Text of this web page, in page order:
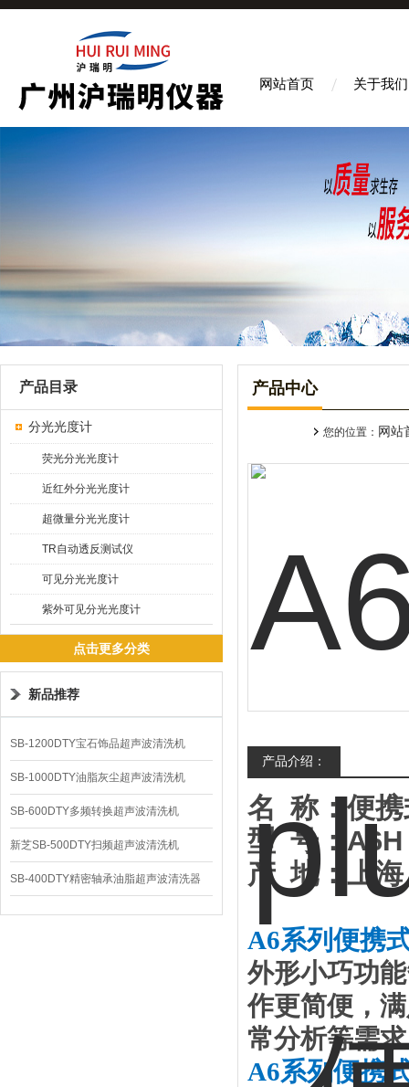
网站首页 关于我们
产品目录
分光光度计
荧光分光光度计
近红外分光光度计
超微量分光光度计
TR自动透反测试仪
可见分光光度计
紫外可见分光光度计
点击更多分类
新品推荐
SB-1200DTY宝石饰品超声波清洗机
SB-1000DTY油脂灰尘超声波清洗机
SB-600DTY多频转换超声波清洗机
新芝SB-500DTY扫频超声波清洗机
SB-400DTY精密轴承油脂超声波清洗器
产品中心
您的位置： 网站
产品介绍：
名 称： 便
型 号：
产 地：上海
A6系列便携
外形小巧功
作更简便，
常分析等需
A6系列便携